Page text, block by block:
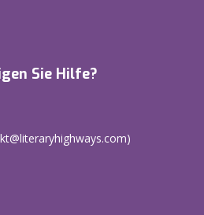
Sie Hilfe?
)